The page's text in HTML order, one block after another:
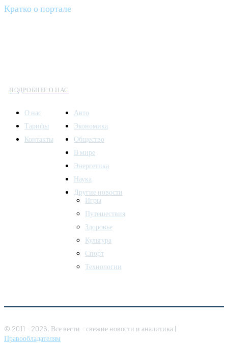
Кратко о портале
ПОДРОБНЕЕ О НАС
О нас
Тарифы
Контакты
Авто
Экономика
Общество
В мире
Энергетика
Наука
Другие новости
Игры
Путешествия
Здоровье
Культура
Спорт
Технологии
© 2011 - 2026, Все вести - свежие новости и аналитика |
Правообладателям